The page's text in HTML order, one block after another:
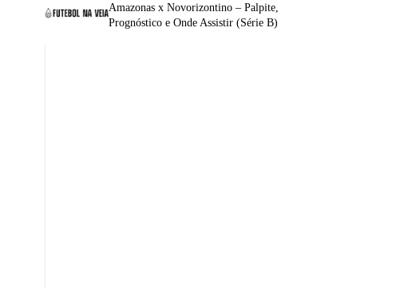
Amazonas x Novorizontino – Palpite,
Prognóstico e Onde Assistir (Série B)